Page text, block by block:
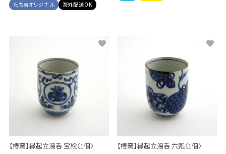
たち吉オリジナル 海外配送OK
【椿窯】縁起立湯呑 宝絵〈1個〉 【椿窯】縁起立湯呑 六瓢〈1個〉